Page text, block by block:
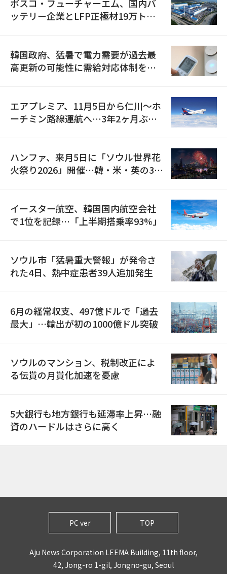
ポスコ・フューチャーエム、国内バ
ッテリー企業とLFP正極材19万トン
韓国政府、猛暑で電力需要が過去最
高更新の可能性に需給対応体制を点
エアプレミア、11月5日から仁川〜ホ
ーチミン路線運航へ…3年2ヶ月ぶり
ハンファ、来月5日に「ソウル世界花
火祭り2026」開催…韓・米・英の3カ
イースター航空、韓国国内航空会社
で1位を記録…「上半期搭乗率93%」
ソウル市「猛暑重大警報」が発令さ
れた4日、熱中症患者39人追加発生
6月の経常収支、497億ドルで「過去
最大」…輸出が初の1000億ドル突破
ソウルのマンション、税制改正によ
る伝貰の月貰化加速を憂慮
5大銀行も地方銀行も延滞率上昇…融
資のハードルはさらに高く
PC ver TOP
Aju News Corporation LEEMA Building, 11th floor,
42, Jong-ro 1-gil, Jongno-gu, Seoul